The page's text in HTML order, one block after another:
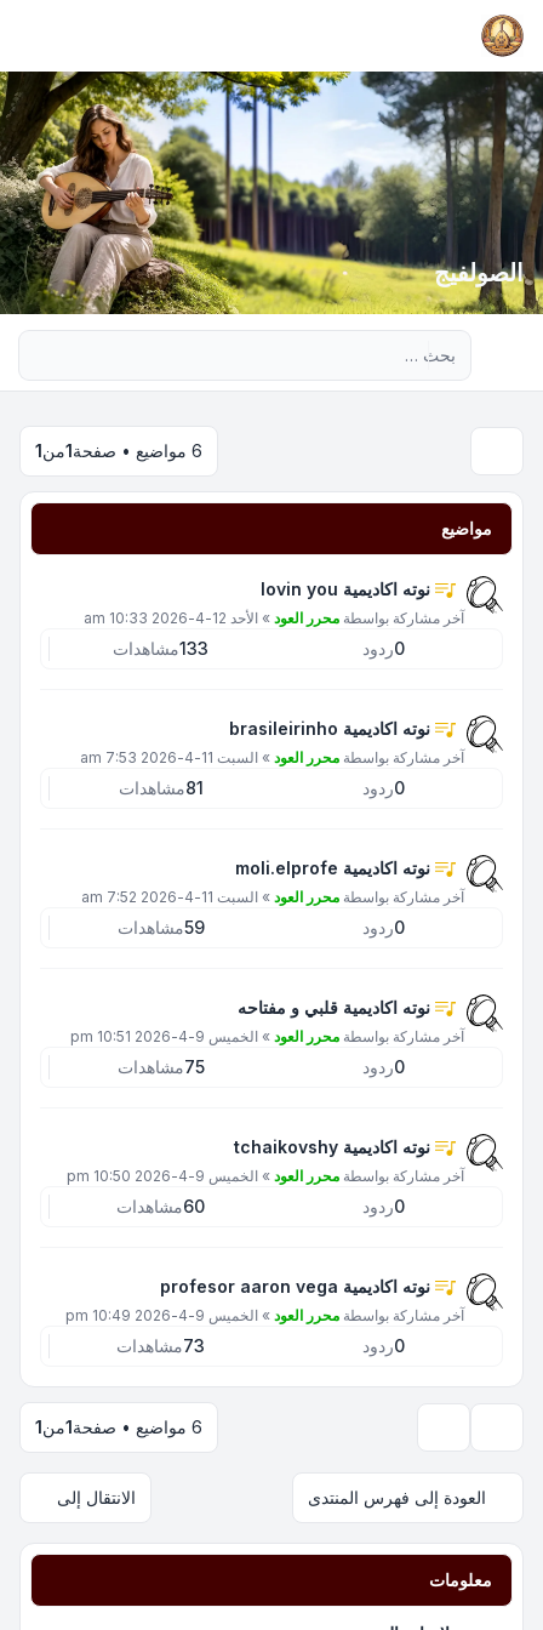
الصولفيج
6 مواضيع • صفحة 1من1
مواضيع
نوته اكاديمية lovin you
آخر مشاركة بواسطة محرر العود » الأحد 12-4-2026 10:33 am
0ردود 133مشاهدات
نوته اكاديمية brasileirinho
آخر مشاركة بواسطة محرر العود » السبت 11-4-2026 7:53 am
0ردود 81مشاهدات
نوته اكاديمية moli.elprofe
آخر مشاركة بواسطة محرر العود » السبت 11-4-2026 7:52 am
0ردود 59مشاهدات
نوته اكاديمية قلبي و مفتاحه
آخر مشاركة بواسطة محرر العود » الخميس 9-4-2026 10:51 pm
0ردود 75مشاهدات
نوته اكاديمية tchaikovshy
آخر مشاركة بواسطة محرر العود » الخميس 9-4-2026 10:50 pm
0ردود 60مشاهدات
نوته اكاديمية profesor aaron vega
آخر مشاركة بواسطة محرر العود » الخميس 9-4-2026 10:49 pm
0ردود 73مشاهدات
6 مواضيع • صفحة 1من1
العودة إلى فهرس المنتدى الانتقال إلى
معلومات